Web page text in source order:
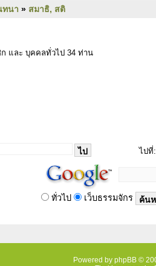
ทนา » สมาธิ, สติ
และ บุคคลทั่วไป 34 ท่าน
ไปที่:
ทั่วไป เว็บธรรมจักร
Powered by phpBB ©